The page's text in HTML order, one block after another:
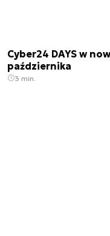
Cyber24 DAYS w
października
3 min.